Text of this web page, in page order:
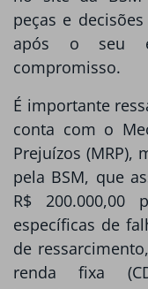
peças e
após o seu
compromisso.
É importante
conta com o
Prejuízos (MRP),
pela BSM, que
R$ 200.000,00
específicas de
de
renda fixa